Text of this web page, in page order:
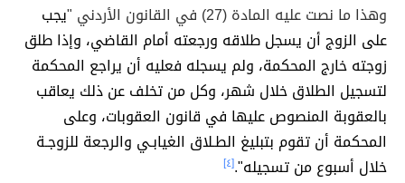
وهذا ما نصت عليه المادة (27) في القانون الأردني "
يجب
على الزوج أن يسجل طلاقه ورجعته أمام القاضي، وإذا طلق
زوجته خارج المحكمة، ولم يسجله فعليه أن يراجع المحكمة
لتسجيل الطلاق خلال شهر، وكل من تخلف عن ذلك يعاقب
بالعقوبة المنصوص عليها في قانون العقوبات، وعلى
المحكمة أن تقوم بتبليغ الطـلاق الغيابـي والرجعة للزوجـة
خلال أسبوع من تسجيله".[٤]